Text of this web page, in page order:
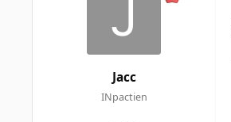
Jacc
INpactien